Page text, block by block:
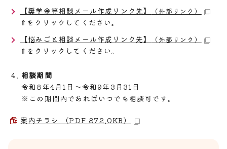
【奨学金等相談メール作成リンク先】 （外部リンク）
⇑をクリックしてください。
【悩みごと相談メール作成リンク先】
（外部リンク）
⇑をクリックしてください。
相談期間
令和8年4月1日～令和9年3月31日
※この期間内であればいつでも相談可です。
案内チラシ （PDF 872.0KB）